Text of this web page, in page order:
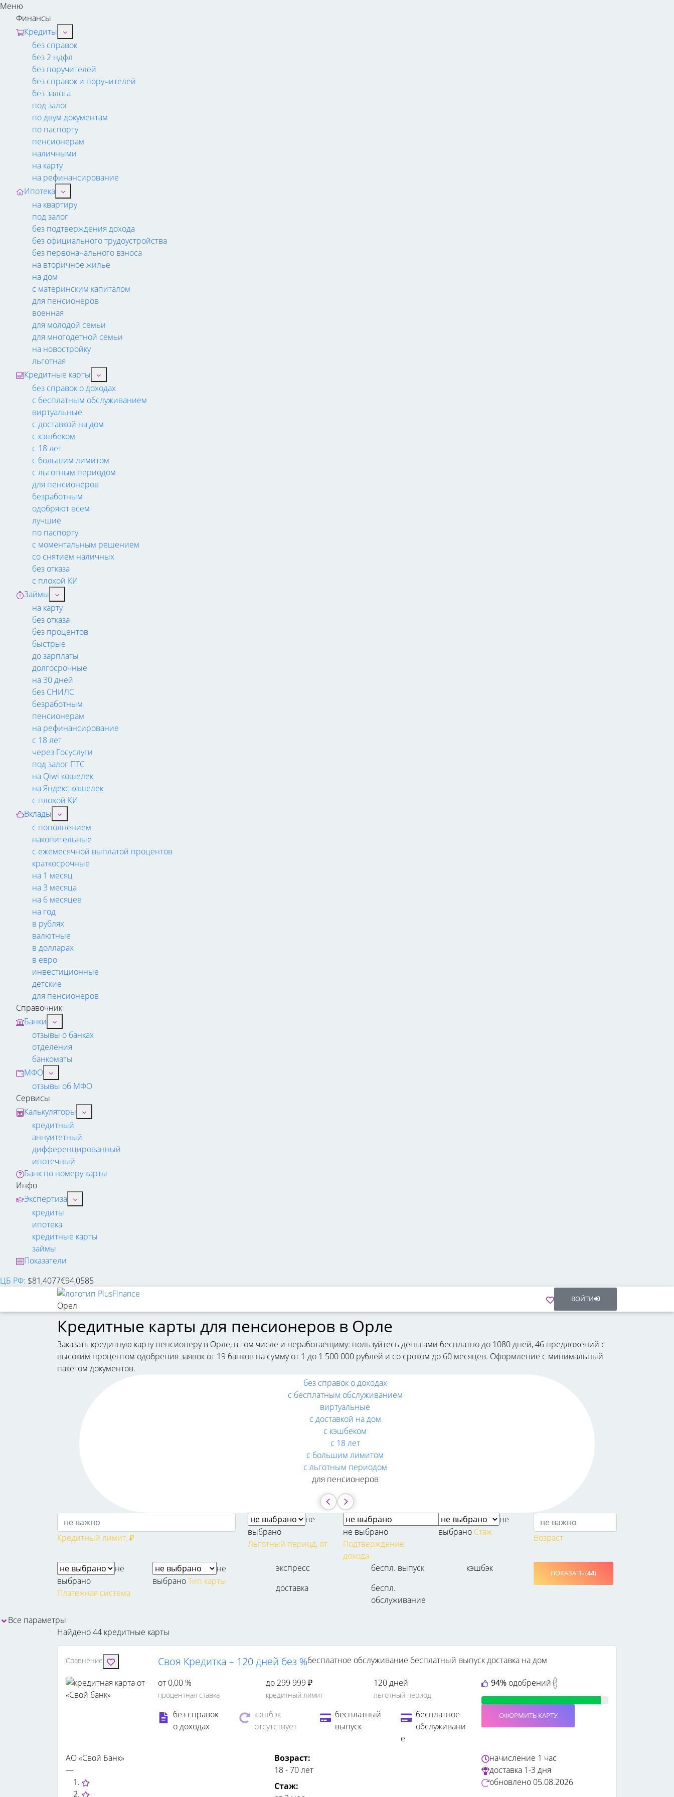
Меню
Финансы
Кредиты
без справок
без 2 ндфл
без поручителей
без справок и поручителей
без залога
под залог
по двум документам
по паспорту
пенсионерам
наличными
на карту
на рефинансирование
Ипотека
на квартиру
под залог
без подтверждения дохода
без официального трудоустройства
без первоначального взноса
на вторичное жилье
на дом
с материнским капиталом
для пенсионеров
военная
для молодой семьи
для многодетной семьи
на новостройку
льготная
Кредитные карты
без справок о доходах
с бесплатным обслуживанием
виртуальные
с доставкой на дом
с кэшбеком
с 18 лет
с большим лимитом
с льготным периодом
для пенсионеров
безработным
одобряют всем
лучшие
по паспорту
с моментальным решением
со снятием наличных
без отказа
с плохой КИ
Займы
на карту
без отказа
без процентов
быстрые
до зарплаты
долгосрочные
на 30 дней
без СНИЛС
безработным
пенсионерам
на рефинансирование
с 18 лет
через Госуслуги
под залог ПТС
на Qiwi кошелек
на Яндекс кошелек
с плохой КИ
Вклады
с пополнением
накопительные
с ежемесячной выплатой процентов
краткосрочные
на 1 месяц
на 3 месяца
на 6 месяцев
на год
в рублях
валютные
в долларах
в евро
инвестиционные
детские
для пенсионеров
Справочник
Банки
отзывы о банках
отделения
банкоматы
МФО
отзывы об МФО
Сервисы
Калькуляторы
кредитный
аннуитетный
дифференцированный
ипотечный
Банк по номеру карты
Инфо
Экспертиза
кредиты
ипотека
кредитные карты
займы
Показатели
ЦБ РФ: $81,4077€94,0585
Орел
ВОЙТИ
Кредитные карты для пенсионеров в Орле
Заказать кредитную карту пенсионеру в Орле, в том числе и неработаещиму: пользуйтесь деньгами бесплатно до 1080 дней, 46 предложений с
высоким процентом одобрения заявок от 19 банков на сумму от 1 до 1 500 000 рублей и со сроком до 60 месяцев. Оформление с минимальный
пакетом документов.
без справок о доходах
с бесплатным обслуживанием
виртуальные
с доставкой на дом
с кэшбеком
с 18 лет
с большим лимитом
с льготным периодом
для пенсионеров
Кредитный лимит, ₽
не
выбрано
Льготный период, от
не выбрано
Подтверждение
дохода
не
выбрано Стаж
Возраст
не
выбрано
Платежная система
не
выбраноТип карты
экспресс
доставка
беспл. выпуск
беспл.
обслуживание
кэшбэк ПОКАЗАТЬ (44)
Все параметры
Найдено 44 кредитные карты
Сравнение Своя Кредитка – 120 дней без %бесплатное обслуживание бесплатный выпускдоставка на дом
от 0,00 %
процентная ставка
до 299 999 ₽
кредитный лимит
120 дней
льготный период
без справок
о доходах
кэшбэк
отсутствует
бесплатный
выпуск
бесплатное
обслуживани
е
94% одобрений?
ОФОРМИТЬ КАРТУ
АО «Свой Банк»
—
Возраст:
18 - 70 лет
Стаж:
начисление 1 час
доставка 1-3 дня
обновлено 05.08.2026